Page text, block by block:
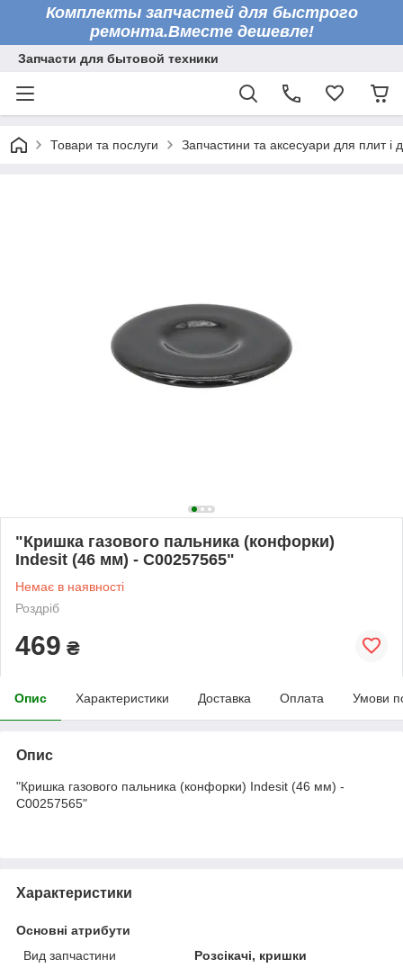
Комплекты запчастей для быстрого
ремонта.Вместе дешевле!
Запчасти для бытовой техники
Товари та послуги Запчастини та аксесуари для плит і
"Кришка газового пальника (конфорки)
Indesit (46 мм) - C00257565"
Немає в наявності
Роздріб
469 ₴
Опис Характеристики Доставка Оплата Умови
Опис
"Кришка газового пальника (конфорки) Indesit (46 мм) -
C00257565"
Характеристики
Основні атрибути
Вид запчастини
Розсікачі, кришки